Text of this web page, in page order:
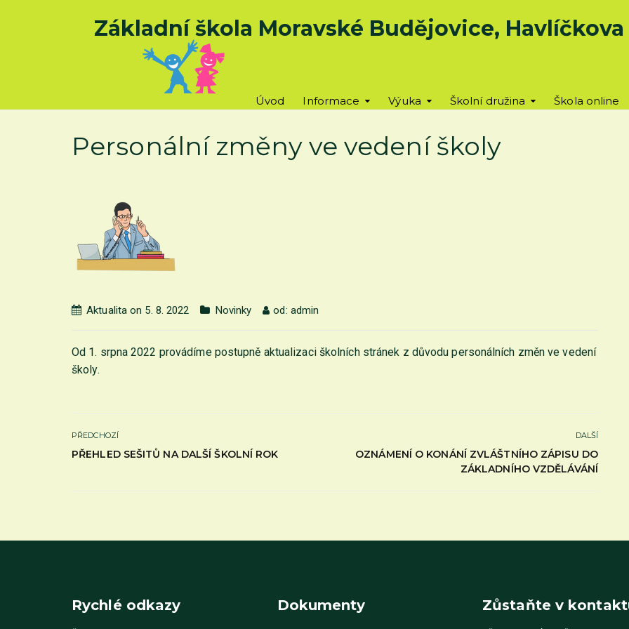
Základní škola Moravské Budějovice,
Úvod Informace Výuka Školní družina Škola online
Personální změny ve vedení školy
Aktualita on 5. 8. 2022 Novinky od: admin
Od 1. srpna 2022 provádíme postupně aktualizaci školních stránek z důvodu personálních změn ve vedení
školy.
PŘEDCHOZÍ
PŘEHLED SEŠITŮ NA DALŠÍ ŠKOLNÍ ROK
DALŠÍ
OZNÁMENÍ O KONÁNÍ ZVLÁŠTNÍHO ZÁPISU DO
ZÁKLADNÍHO VZDĚLÁVÁNÍ
Rychlé odkazy Dokumenty Zůstaňte v